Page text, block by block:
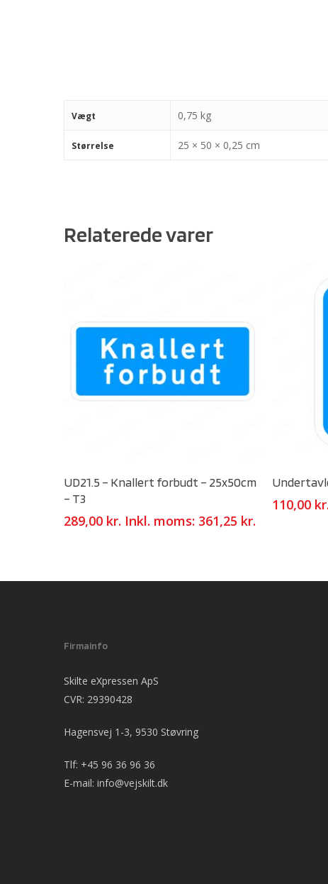
Vægt 0,75 kg
Størrelse 25 × 50 × 0,25 cm
Relaterede varer
UD21.5 – Knallert forbudt – 25x50cm
– T3
289,00 kr. Inkl. moms: 361,25 kr.
110,00 kr.
Firmainfo
Skilte eXpressen ApS
CVR: 29390428
Hagensvej 1-3, 9530 Støvring
Tlf: +45 96 36 96 36
E-mail: info@vejskilt.dk